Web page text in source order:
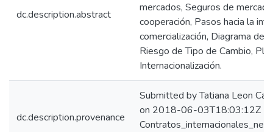
dc.description.abstract
mercados, Seguros de
cooperación, Pasos hacia la
comercialización, Diagrama de
Riesgo de Tipo de Cambio,
Internacionalización.
dc.description.provenance
Submitted by Tatiana Leon
on 2018-06-03T18:03:12Z